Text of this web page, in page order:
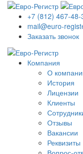
+7 (812) 467-48-
mail@euro-
Заказать звонок
Компания
О
История
Лицензии
Клиенты
Отзывы
Вакансии
Реквизиты